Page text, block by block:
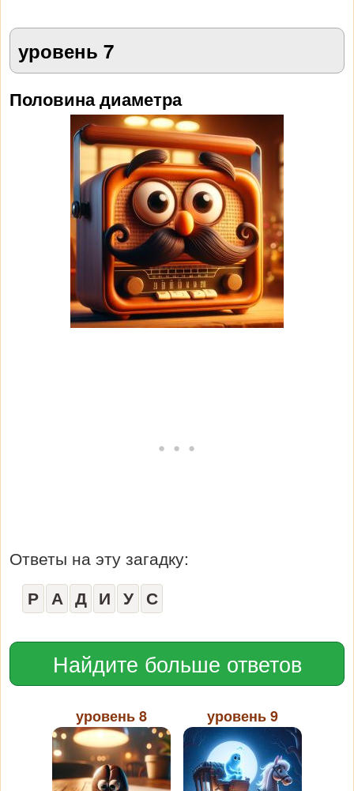
уровень 7
Половина диаметра
Ответы на эту загадку:
Р А Д И У С
Найдите больше ответов
уровень 8 уровень 9